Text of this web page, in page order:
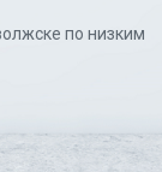
по низким